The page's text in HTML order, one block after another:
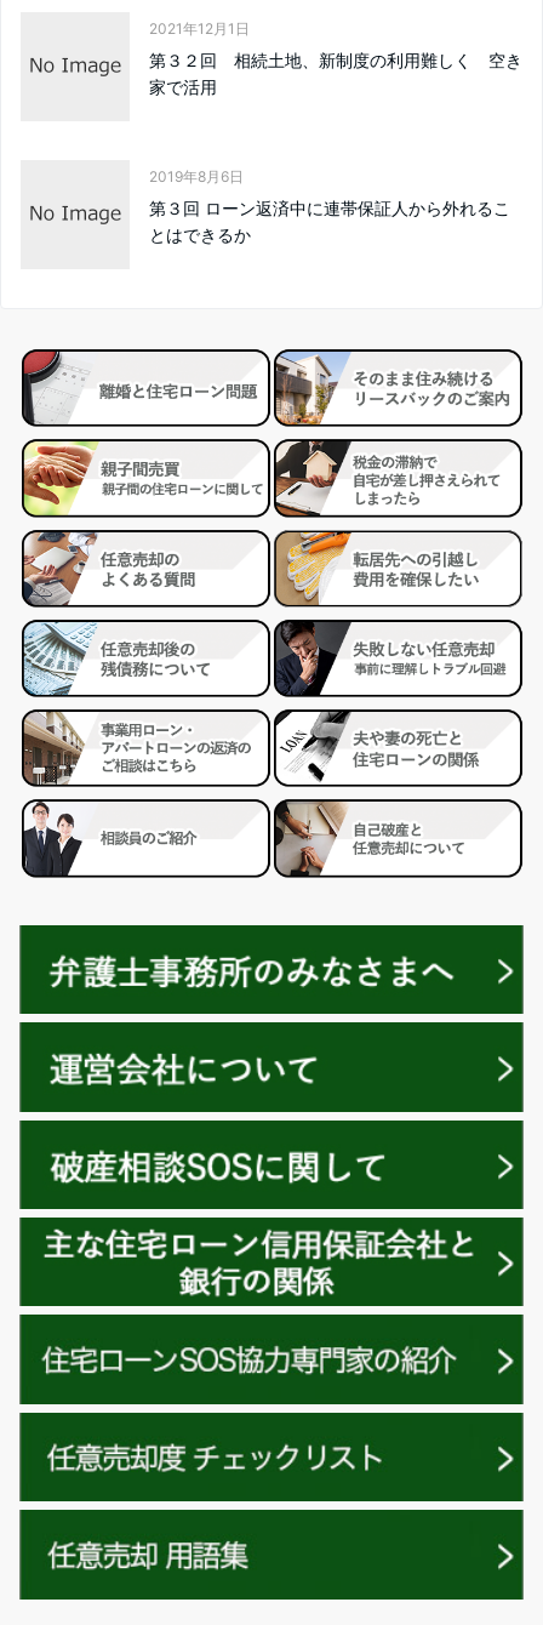
2021年12月1日
第３２回 相続土地、新制度の利用難しく 空き
家で活用
2019年8月6日
第３回 ローン返済中に連帯保証人から外れるこ
とはできるか